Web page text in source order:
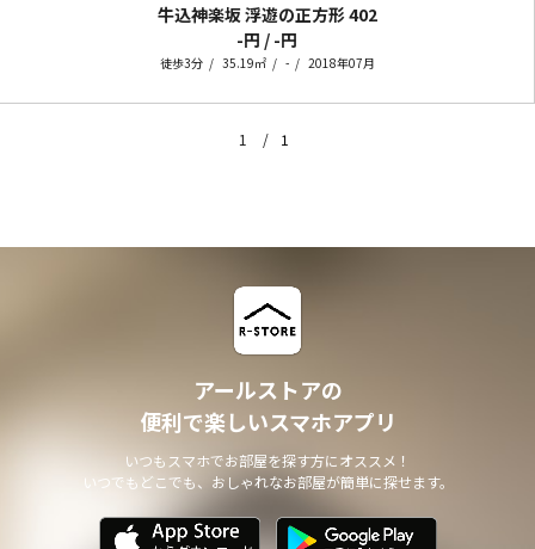
牛込神楽坂 浮遊の正方形402
-円 / -円
徒歩3分 35.19㎡ - 2018年07月
1 1
アールストアの
便利で楽しいスマホアプリ
いつもスマホでお部屋を探す方にオススメ！
いつでもどこでも、おしゃれなお部屋が簡単に探せます。